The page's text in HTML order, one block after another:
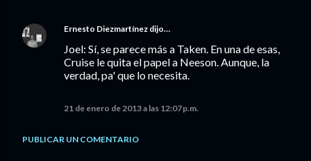
Ernesto Diezmartínez dijo…
Joel: Sí, se parece más a Taken. En una de esas,
Cruise le quita el papel a Neeson. Aunque, la
verdad, pa' que lo necesita.
21 de enero de 2013 a las 12:07 p.m.
PUBLICAR UN COMENTARIO